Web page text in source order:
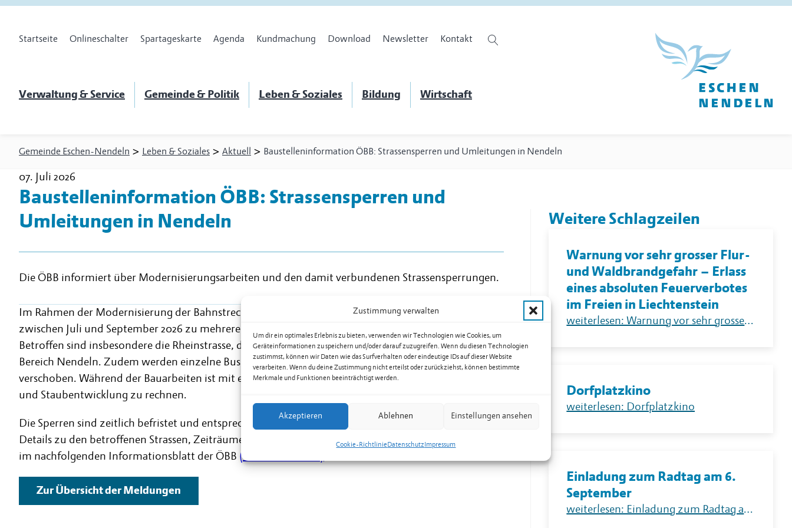
Zustimmung verwalten
Um dir ein optimales Erlebnis zu bieten, verwenden wir Technologien wie Cookies, um
Geräteinformationen zu speichern und/oder darauf zuzugreifen. Wenn du diesen Technologien
zustimmst, können wir Daten wie das Surfverhalten oder eindeutige IDs auf dieser Website
verarbeiten. Wenn du deine Zustimmung nicht erteilst oder zurückziehst, können bestimmte
Merkmale und Funktionen beeinträchtigt werden.
Akzeptieren Ablehnen Einstellungen ansehen
Cookie-RichtlinieDatenschutzImpressum
Startseite Onlineschalter Spartageskarte Agenda Kundmachung Download Newsletter Kontakt
Verwaltung & Service Gemeinde & Politik Leben & Soziales Bildung Wirtschaft
Gemeinde Eschen-Nendeln > Leben & Soziales > Aktuell > Baustelleninformation ÖBB: Strassensperren und Umleitungen in Nendeln
07. Juli 2026
Baustelleninformation ÖBB: Strassensperren und
Umleitungen in Nendeln
Die ÖBB informiert über Modernisierungsarbeiten und den damit verbundenen Strassensperrungen.
Im Rahmen der Modernisierung der Bahnstrecke Feldkirch–Buchs kommt es in Nendeln und Mauren
zwischen Juli und September 2026 zu mehreren temporären Strassensperren und Umleitungen.
Betroffen sind insbesondere die Rheinstrasse, die Sportfeldstrasse sowie weitere Bahnübergänge im
Bereich Nendeln. Zudem werden einzelne Buslinien umgeleitet und Haltestellen vorübergehend
verschoben. Während der Bauarbeiten ist mit erhöhtem Baustellenverkehr sowie zeitweise mit Lärm-
und Staubentwicklung zu rechnen.
Die Sperren sind zeitlich befristet und entsprechende Umleitungen werden jeweils signalisiert. Alle
Details zu den betroffenen Strassen, Zeiträumen, Busumleitungen und Ersatzhaltestellen finden Sie
im nachfolgenden Informationsblatt der ÖBB (als PDF ansehen)
Zur Übersicht der Meldungen
Weitere Schlagzeilen
Warnung vor sehr grosser Flur-
und Waldbrandgefahr – Erlass
eines absoluten Feuerverbotes
im Freien in Liechtenstein
weiterlesen: Warnung vor sehr grosser Flur- und Waldbrandgefahr – Erlass eines absoluten Feuerverbotes im Freien in Liechtenstein
Dorfplatzkino
weiterlesen: Dorfplatzkino
Einladung zum Radtag am 6.
September
weiterlesen: Einladung zum Radtag am 6. September